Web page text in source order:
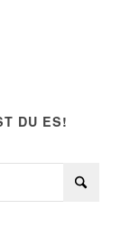
DU ES!